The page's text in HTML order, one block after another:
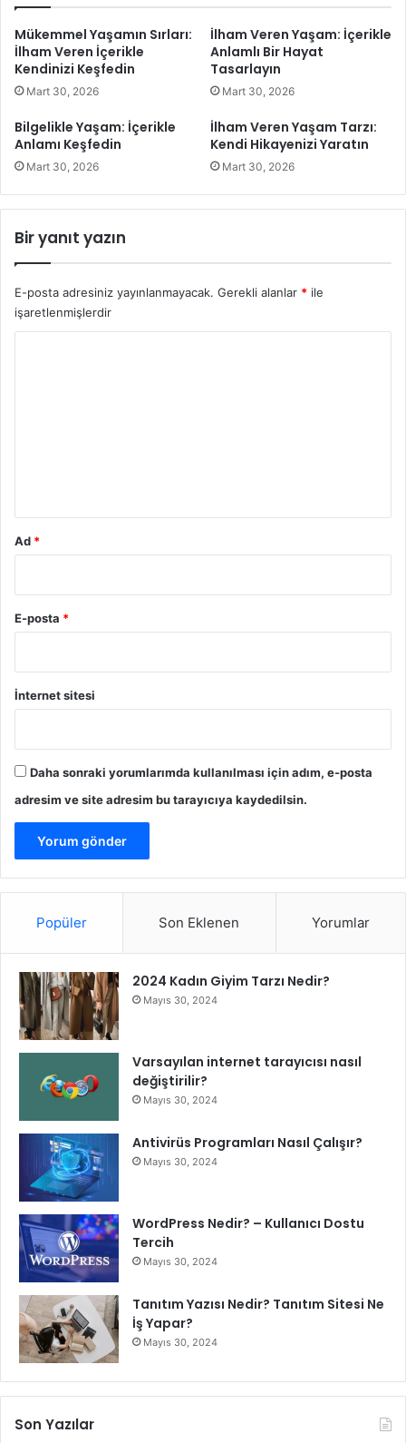
k
a
y
e
i
z
i
a
a
t
ı
n
İ
ç
e
r
k
e
A
n
l
m
ı
K
Mükemmel Yaşamın Sırları:
İlham Veren İçerikle
Kendinizi Keşfedin
Mart 30, 2026
İlham Veren Yaşam: İçerikle
Anlamlı Bir Hayat
Tasarlayın
Mart 30, 2026
Bilgelikle Yaşam: İçerikle
Anlamı Keşfedin
Mart 30, 2026
İlham Veren Yaşam Tarzı:
Kendi Hikayenizi Yaratın
Mart 30, 2026
Bir yanıt yazın
E-posta adresiniz yayınlanmayacak. Gerekli alanlar * ile
işaretlenmişlerdir
Ad *
E-posta *
İnternet sitesi
Daha sonraki yorumlarımda kullanılması için adım, e-posta
adresim ve site adresim bu tarayıcıya kaydedilsin.
Popüler Son Eklenen Yorumlar
2024 Kadın Giyim Tarzı Nedir?
Mayıs 30, 2024
Varsayılan internet tarayıcısı nasıl
değiştirilir?
Mayıs 30, 2024
Antivirüs Programları Nasıl Çalışır?
Mayıs 30, 2024
WordPress Nedir? – Kullanıcı Dostu
Tercih
Mayıs 30, 2024
Tanıtım Yazısı Nedir? Tanıtım Sitesi Ne
İş Yapar?
Mayıs 30, 2024
Son Yazılar